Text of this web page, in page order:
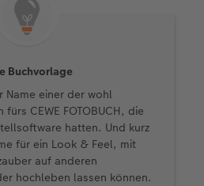
Buchvorlage
Name einer der wohl
CEWE FOTOBUCH, die
hatten. Und kurz
für ein Look & Feel, mit
auf anderen
hochleben lassen können.